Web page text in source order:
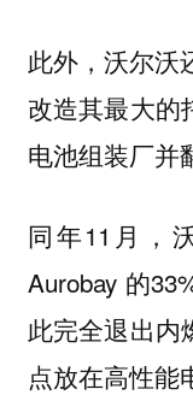
此外，沃尔沃
改造其最大的
电池组装厂并
同年11月，
Aurobay 的
此完全退出内
点放在高性能